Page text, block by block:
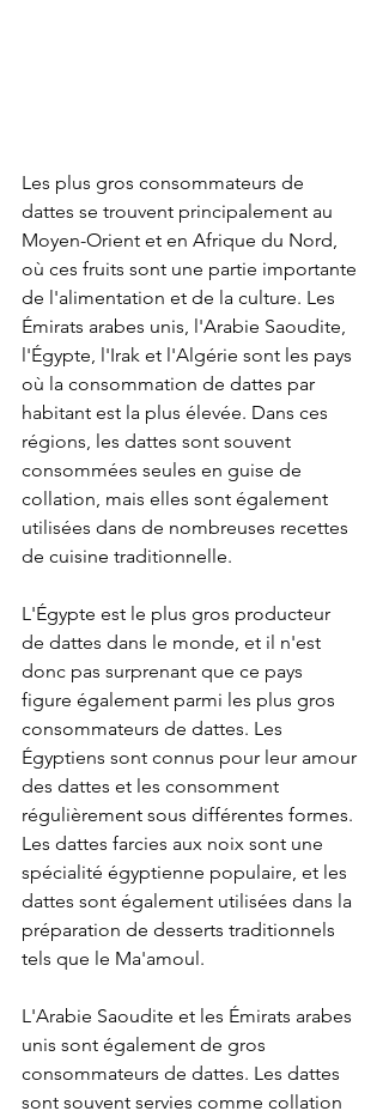
Les plus gros consommateurs de
dattes se trouvent principalement au
Moyen-Orient et en Afrique du Nord,
où ces fruits sont une partie importante
de l'alimentation et de la culture. Les
Émirats arabes unis, l'Arabie Saoudite,
l'Égypte, l'Irak et l'Algérie sont les pays
où la consommation de dattes par
habitant est la plus élevée. Dans ces
régions, les dattes sont souvent
consommées seules en guise de
collation, mais elles sont également
utilisées dans de nombreuses recettes
de cuisine traditionnelle.
L'Égypte est le plus gros producteur
de dattes dans le monde, et il n'est
donc pas surprenant que ce pays
figure également parmi les plus gros
consommateurs de dattes. Les
Égyptiens sont connus pour leur amour
des dattes et les consomment
régulièrement sous différentes formes.
Les dattes farcies aux noix sont une
spécialité égyptienne populaire, et les
dattes sont également utilisées dans la
préparation de desserts traditionnels
tels que le Ma'amoul.
L'Arabie Saoudite et les Émirats arabes
unis sont également de gros
consommateurs de dattes. Les dattes
sont souvent servies comme collation